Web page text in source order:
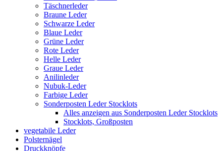
Täschnerleder
Braune Leder
Schwarze Leder
Blaue Leder
Grüne Leder
Rote Leder
Helle Leder
Graue Leder
Anilinleder
Nubuk-Leder
Farbige Leder
Sonderposten Leder Stocklots
Alles anzeigen aus Sonderposten Leder Stocklots
Stocklots, Großposten
vegetabile Leder
Polsternägel
Druckknöpfe